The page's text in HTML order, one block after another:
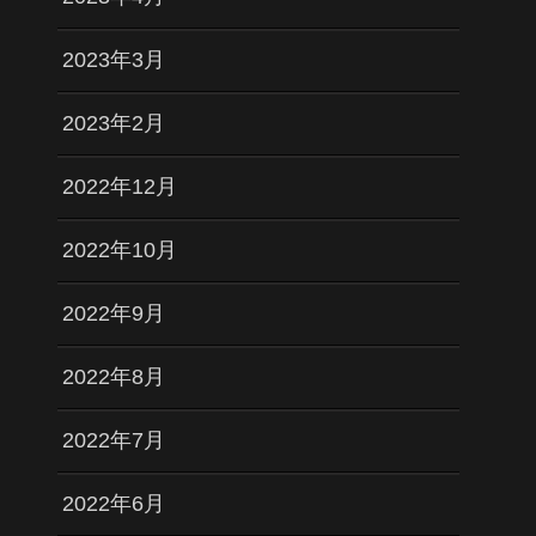
2023年3月
2023年2月
2022年12月
2022年10月
2022年9月
2022年8月
2022年7月
2022年6月